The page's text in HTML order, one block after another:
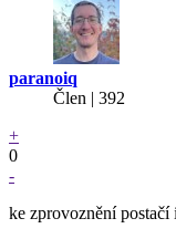
paranoiq
Člen | 392
+
0
-
ke zprovoznění